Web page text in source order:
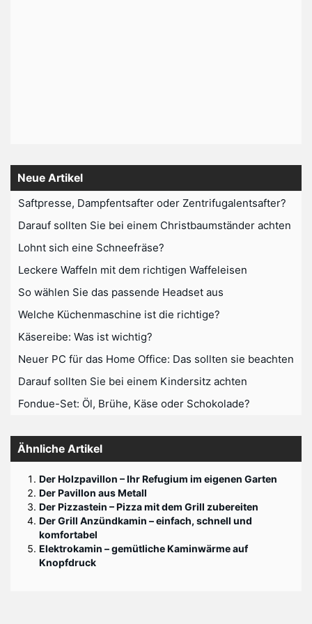
Neue Artikel
Saftpresse, Dampfentsafter oder Zentrifugalentsafter?
Darauf sollten Sie bei einem Christbaumständer achten
Lohnt sich eine Schneefräse?
Leckere Waffeln mit dem richtigen Waffeleisen
So wählen Sie das passende Headset aus
Welche Küchenmaschine ist die richtige?
Käsereibe: Was ist wichtig?
Neuer PC für das Home Office: Das sollten sie beachten
Darauf sollten Sie bei einem Kindersitz achten
Fondue-Set: Öl, Brühe, Käse oder Schokolade?
Ähnliche Artikel
Der Holzpavillon – Ihr Refugium im eigenen Garten
Der Pavillon aus Metall
Der Pizzastein – Pizza mit dem Grill zubereiten
Der Grill Anzündkamin – einfach, schnell und
komfortabel
Elektrokamin – gemütliche Kaminwärme auf
Knopfdruck